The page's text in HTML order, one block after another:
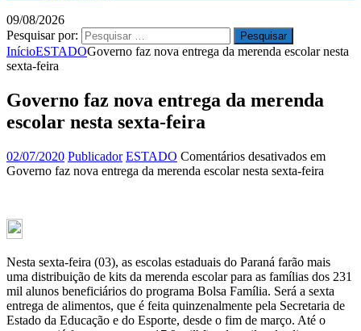
09/08/2026
Pesquisar por:
InícioESTADOGoverno faz nova entrega da merenda escolar nesta
sexta-feira
Governo faz nova entrega da merenda
escolar nesta sexta-feira
02/07/2020 Publicador ESTADO Comentários desativados em
Governo faz nova entrega da merenda escolar nesta sexta-feira
Nesta sexta-feira (03), as escolas estaduais do Paraná farão mais
uma distribuição de kits da merenda escolar para as famílias dos 231
mil alunos beneficiários do programa Bolsa Família. Será a sexta
entrega de alimentos, que é feita quinzenalmente pela Secretaria de
Estado da Educação e do Esporte, desde o fim de março. Até o